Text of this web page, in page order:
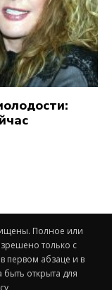
Полное или
только с
первом абзаце и в
открыта для